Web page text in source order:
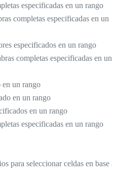
especificadas en un rango
completas especificadas en un
especificados en un rango
completas especificadas en un
en un rango
en un rango
en un rango
especificadas en un rango
para seleccionar celdas en base